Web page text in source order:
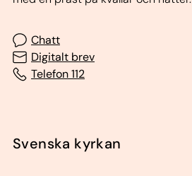
Chatt
Digitalt brev
Telefon 112
Svenska kyrkan